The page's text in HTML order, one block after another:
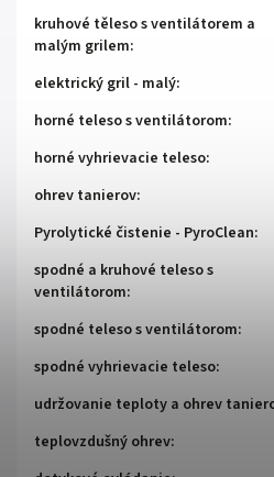
kruhové těleso s ventilátorem a
malým grilem:
elektrický gril - malý:
horné teleso s ventilátorom:
horné vyhrievacie teleso:
ohrev tanierov:
Pyrolytické čistenie - PyroClean:
spodné a kruhové teleso s
ventilátorom:
spodné teleso s ventilátorom:
spodné vyhrievacie teleso:
udržovanie teploty a ohrev
teplovzdušný ohrev: